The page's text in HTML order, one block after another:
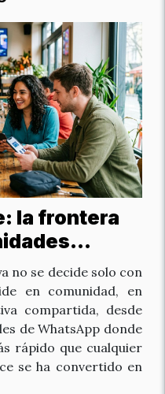
la frontera
diferente
no se decide solo con
en comunidad, en
compartida, desde
de WhatsApp donde
rápido que cualquier
se ha convertido en